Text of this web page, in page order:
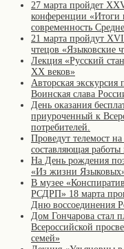
27 марта пройдет
конференции «Итоги
современность
21 марта пройдут
чтецов «Языковские
Лекция «Русский
XX веков»
Авторская экскурсия
Воинская слава
День оказания
приуроченный к
потребителей.
Проведут телемост
составляющая работы
На День рождения
«Из жизни
В музее
РСДРП» 18 марта
Дню воссоединения
Дом Гончарова стал
Всероссийской
семей»